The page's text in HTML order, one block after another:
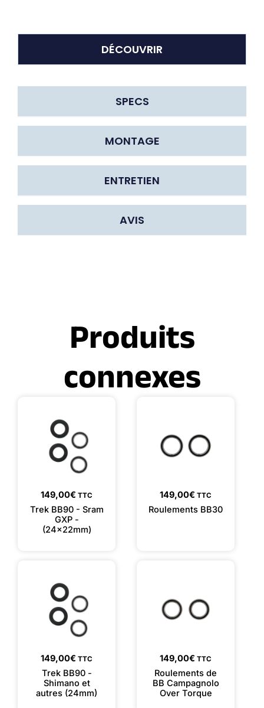
DÉCOUVRIR
SPECS
MONTAGE
ENTRETIEN
AVIS
Produits
connexes
149,00€ TTC
Trek BB90 - Sram
GXP -
(24x22mm)
149,00€ TTC
Roulements BB30
149,00€ TTC
Trek BB90 -
Shimano et
autres (24mm)
149,00€ TTC
Roulements de
BB Campagnolo
Over Torque